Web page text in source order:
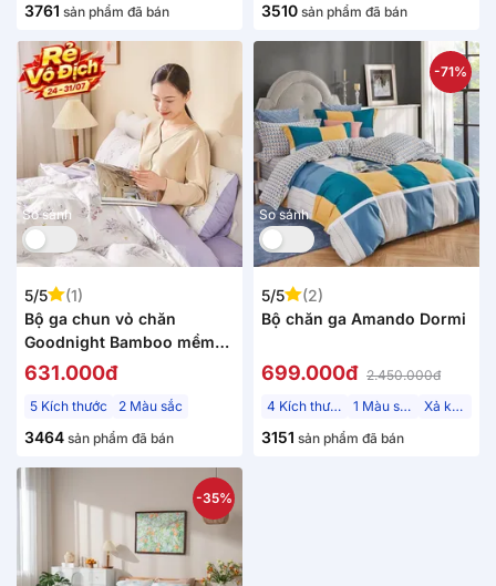
3761 sản phẩm đã bán 3510 sản phẩm đã bán
So sánh
5/5
(1)
Bộ ga chun vỏ chăn
Goodnight Bamboo mềm
mại, điều hòa thân nhiệt
631.000đ
5 Kích thước 2 Màu sắc
3464 sản phẩm đã bán
So sánh
-71%
5/5
(2)
Bộ chăn ga Amando Dormi
699.000đ 2.450.000đ
4 Kích thước
1 Màu sắc Xả kho
3151 sản phẩm đã bán
-35%